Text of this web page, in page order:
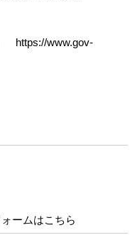
https://www.gov-
ームはこちら